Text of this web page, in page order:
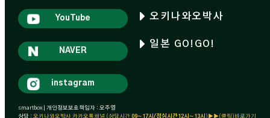
오키나와오박사
일본 GO!GO!
YouTube
NAVER
instagram
smartbox | 개인정보보호책임자 : 오주영
상담 : 오키나와오박사 카카오톡채널 (상담시간09~17시/점심시간12시~13시 )▶▶(클릭)바로가기